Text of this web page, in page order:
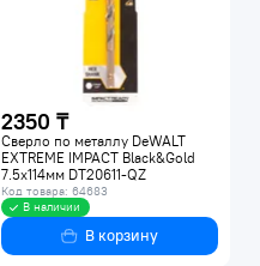
2350 ₸
Сверло по металлу DeWALT
EXTREME IMPACT Black&Gold
7.5х114мм DT20611-QZ
Код товара: 64683
В наличии
В корзину